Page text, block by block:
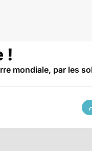
!
mondiale, par les